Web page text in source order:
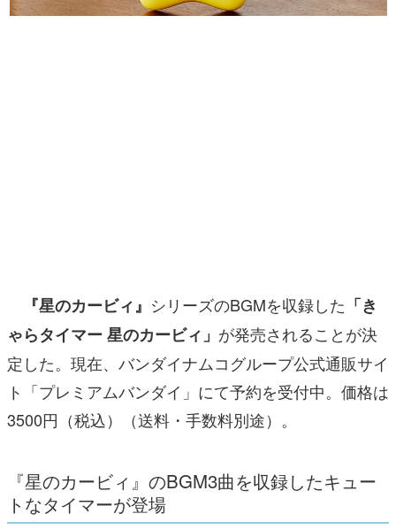
女性向け
アプリレビュー
その他
電ファミニコゲーマーとは？
『星のカービィ』 シリーズのBGMを収録した 「き
ゃらタイマー 星のカービィ」 が発売されることが決
定した。現在、バンダイナムコグループ公式通販サイ
ト「プレミアムバンダイ」にて予約を受付中。価格は
3500円（税込）（送料・手数料別途）。
『星のカービィ』のBGM3曲を収録したキュー
トなタイマーが登場